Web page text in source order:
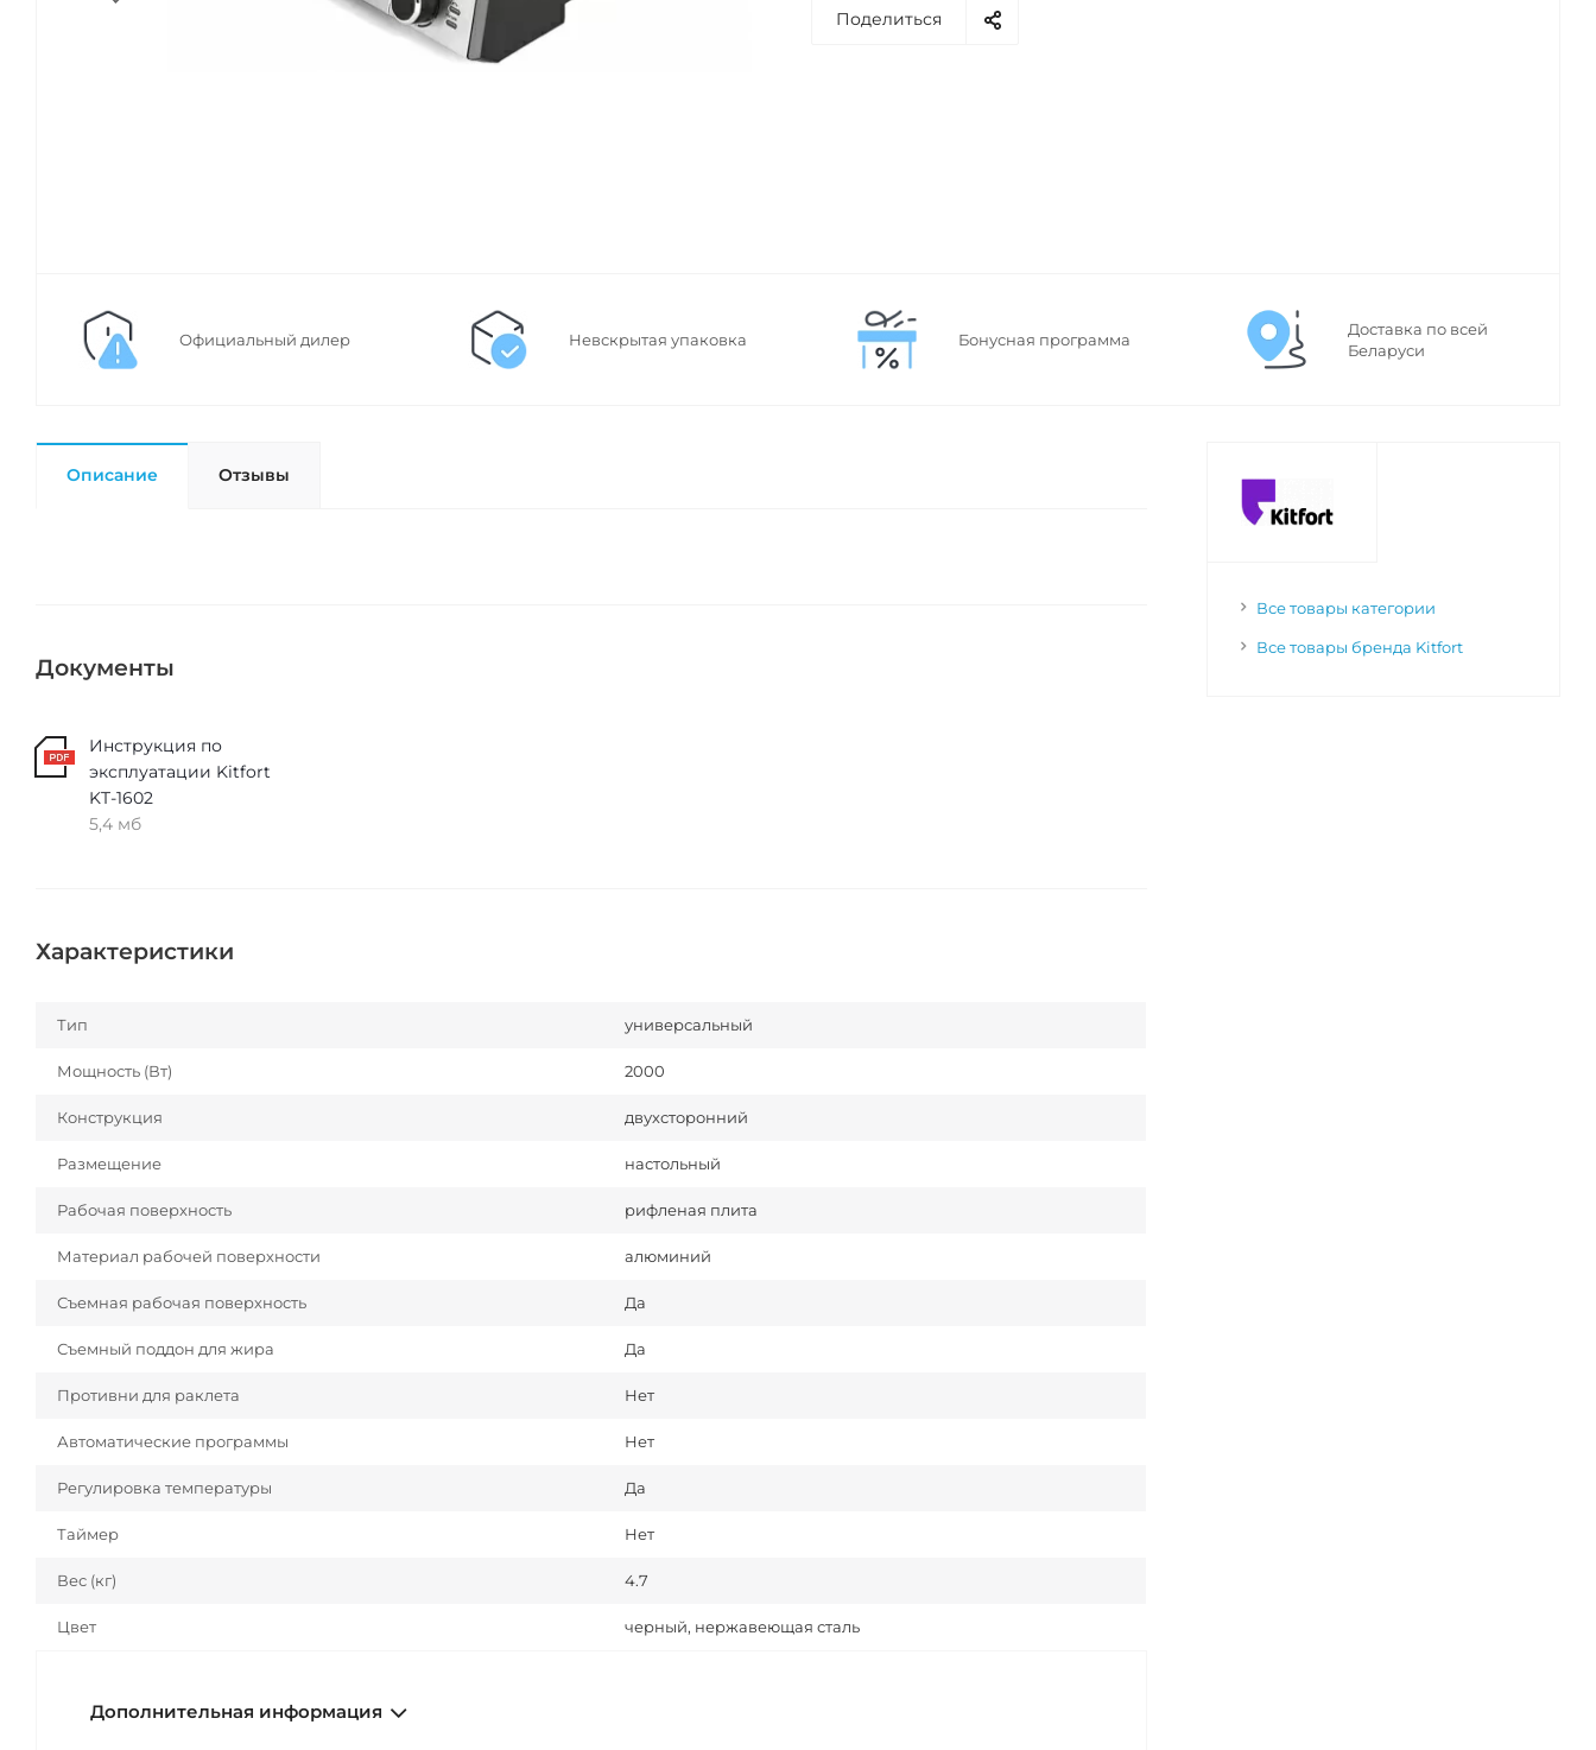
Поделиться
Официальный дилер Невскрытая упаковка Бонусная программа
Доставка по всей
Беларуси
Описание Отзывы
Документы
Инструкция по
эксплуатации Kitfort
KT-1602
5,4 мб
Характеристики
Тип универсальный
Мощность (Вт) 2000
Конструкция двухсторонний
Размещение настольный
Рабочая поверхность рифленая плита
Материал рабочей поверхности алюминий
Съемная рабочая поверхность Да
Съемный поддон для жира Да
Противни для раклета Нет
Автоматические программы Нет
Регулировка температуры Да
Таймер Нет
Вес (кг) 4.7
Цвет черный, нержавеющая сталь
Дополнительная информация
Все товары категории
Все товары бренда Kitfort